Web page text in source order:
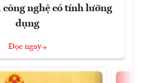
nghệ có tính lưỡng
dụng
Đọc ngay